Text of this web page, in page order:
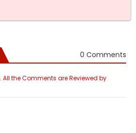
0 Comments
All the Comments are Reviewed by